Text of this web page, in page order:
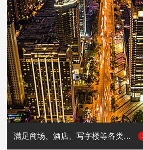
满足商场、酒店、写字楼等各类商业场所的用电需求